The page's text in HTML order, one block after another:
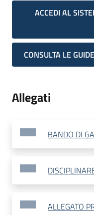
ACCEDI AL
CONSULTA LE
Allegati
BANDO DI
ALLEGATO